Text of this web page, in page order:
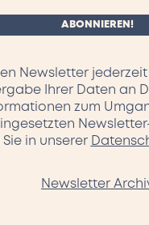
Newsletter
Ihrer Daten an
zum
in unserer
Newsletter